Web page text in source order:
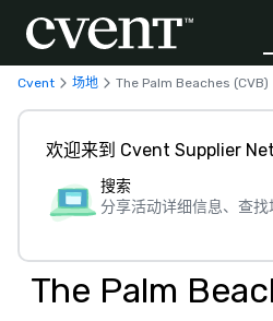
Cvent 场地 The Palm Beaches (CVB)
欢迎来到 Cvent Supplier
搜索
分享活动详细信息、查
The Palm